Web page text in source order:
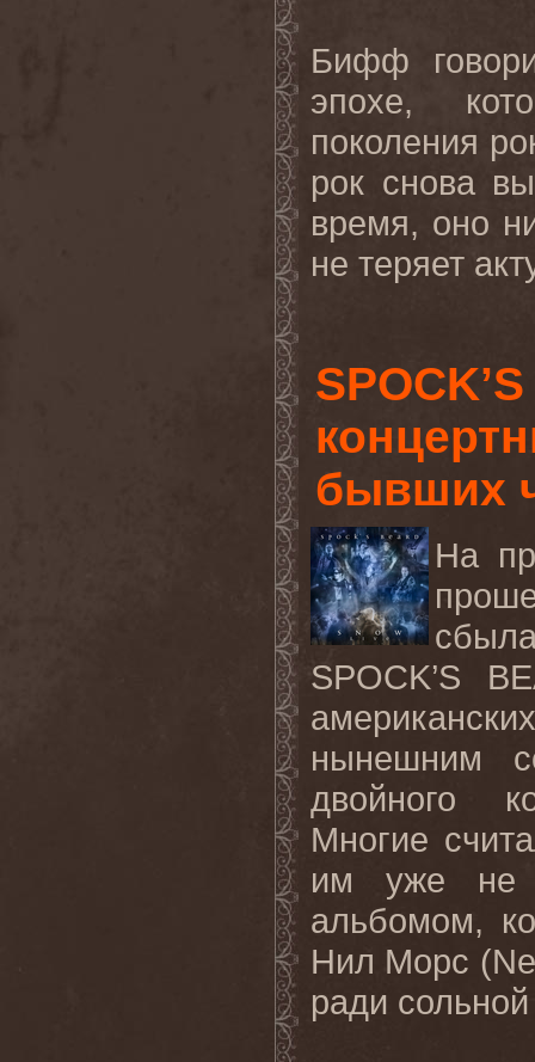
Бифф
эпохе,
поколения
рок снова
время, оно
не теряет
бывших
На
SPOCK’S
нынешним
двойного
Многие
им уже не
альбомом,
Нил Морс (
ради